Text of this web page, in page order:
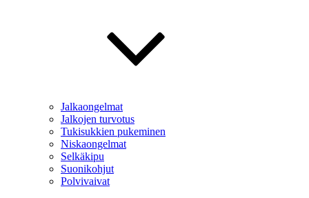
Jalkaongelmat
Jalkojen turvotus
Tukisukkien pukeminen
Niskaongelmat
Selkäkipu
Suonikohjut
Polvivaivat